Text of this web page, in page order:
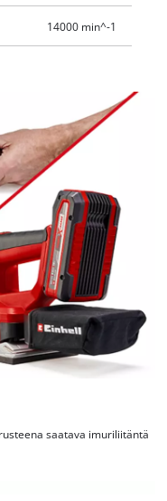
14000 min^-1
saatava imuriliitäntä